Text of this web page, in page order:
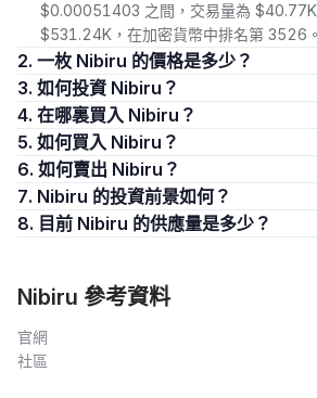
$0.00051403 之間，交易量為 $40.77K
$531.24K，在加密貨幣中排名第 3526。
2. 一枚 Nibiru 的價格是多少？
3. 如何投資 Nibiru？
4. 在哪裏買入 Nibiru？
5. 如何買入 Nibiru？
6. 如何賣出 Nibiru？
7. Nibiru 的投資前景如何？
8. 目前 Nibiru 的供應量是多少？
Nibiru 參考資料
官網
社區